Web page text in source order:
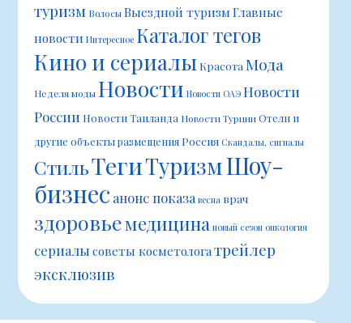
туризм ВолосыВыездной туризмГлавные
новости Интересное Каталог тегов
Кино и сериалыКрасота Мода
Неделя моды Новости Новости ОАЭ Новости
России Новости Таиланда Новости ТурцииОтели и
другие объекты размещенияРоссия Скандалы, сигналы
СтильТегиТуризмШоу-
бизнес анонс показа весна врач
здоровьемедицина новый сезон онкология
сериалы советы косметологатрейлер
эксклюзив